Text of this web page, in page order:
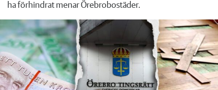
ha förhindrat menar Örebrobostäder.